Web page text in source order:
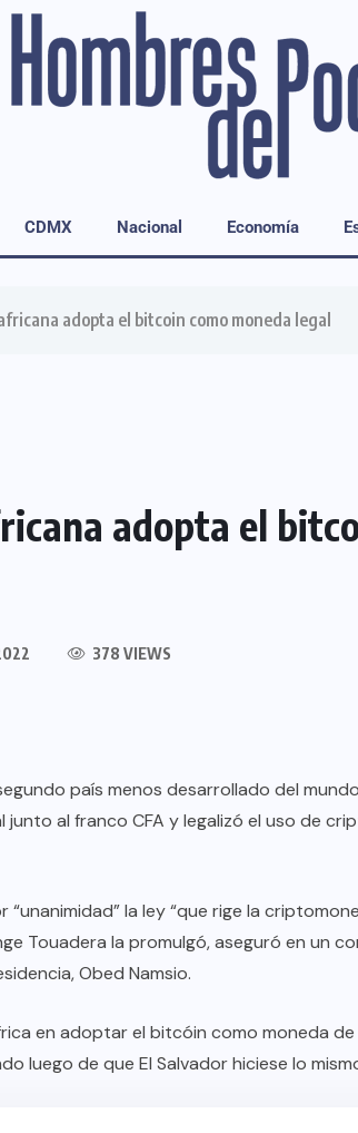
CDMX Nacional Economía
adopta el bitcoin como moneda legal
adopta el
378 VIEWS
país menos desarrollado del
al franco CFA y legalizó el uso de
la ley “que rige la
Touadera la promulgó, aseguró en un
Obed Namsio.
en adoptar el bitcóin como moneda de
luego de que El Salvador hiciese lo